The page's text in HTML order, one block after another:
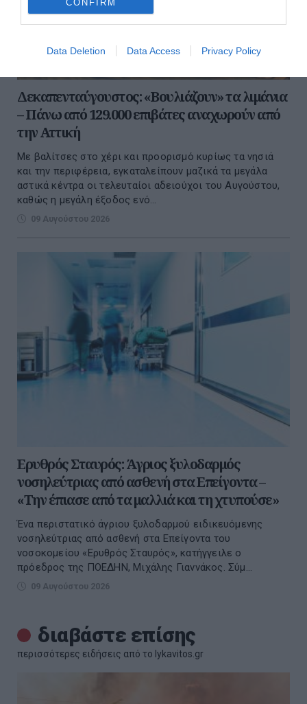
CONFIRM
Data Deletion Data Access Privacy Policy
Δεκαπενταύγουστος: «Βουλιάζουν» τα λιμάνια
– Πάνω από 129.000 επιβάτες αναχωρούν από
την Αττική
Με βαλίτσες στο χέρι και προορισμό κυρίως τα νησιά
και την περιφέρεια, εγκαταλείπουν μαζικά τα μεγάλα
αστικά κέντρα οι τελευταίοι αδειούχοι του Αυγούστου,
καθώς η μεγάλη έξοδος ενό...
09 Αυγούστου 2026
Ερυθρός Σταυρός: Άγριος ξυλοδαρμός
νοσηλεύτριας από ασθενή στα Επείγοντα –
«Την έπιασε από τα μαλλιά και τη χτυπούσε»
Ένα περιστατικό άγριου ξυλοδαρμού ειδικευόμενης
νοσηλεύτριας από ασθενή στα Επείγοντα του
νοσοκομείου «Ερυθρός Σταυρός», κατήγγειλε ο
πρόεδρος της ΠΟΕΔΗΝ, Μιχάλης Γιαννάκος. Σύμ...
09 Αυγούστου 2026
διαβάστε επίσης
περισσότερες ειδήσεις από το lykavitos.gr